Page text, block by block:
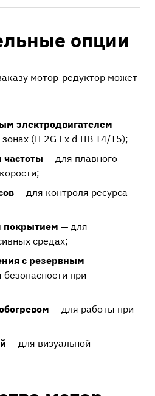
опции
мотор-редуктор может
электродвигателем —
(II 2G Ex d IIB T4/T5);
частоты — для плавного
— для контроля ресурса
покрытием — для
средах;
с резервным
при
— для работы при
— для визуальной